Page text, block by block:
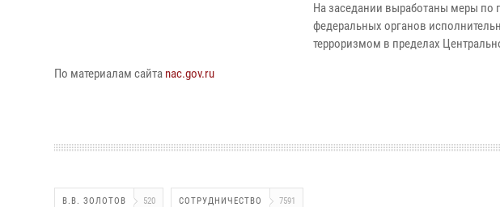
На заседании выработаны меры
федеральных органов
терроризмом в пределах
По материалам сайта nac.gov.ru
В.В. ЗОЛОТОВ 520 СОТРУДНИЧЕСТВО 7591